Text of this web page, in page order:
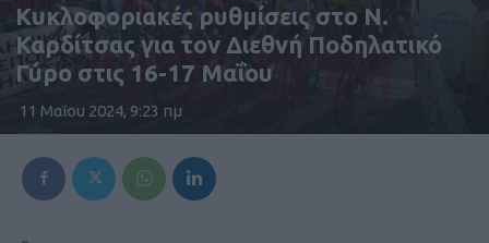
Kυκλοφοριακές ρυθμίσεις στο Ν.
Καρδίτσας για τον Διεθνή Ποδηλατικό
Γύρο στις 16-17 Μαΐου
11 Μαΐου 2024, 9:23 πμ